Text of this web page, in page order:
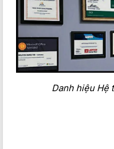
Danh hiệu Hệ